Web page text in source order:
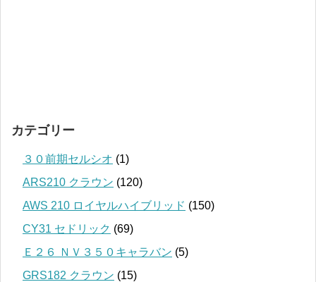
カテゴリー
３０前期セルシオ (1)
ARS210 クラウン (120)
AWS 210 ロイヤルハイブリッド (150)
CY31 セドリック (69)
Ｅ２６ ＮＶ３５０キャラバン (5)
GRS182 クラウン (15)